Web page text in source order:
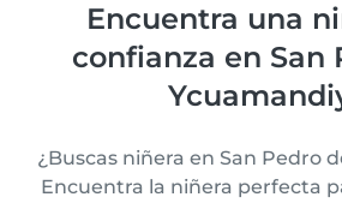
Encuentra una
confianza en San
¿Buscas niñera en San Pedro
Encuentra la niñera perfecta